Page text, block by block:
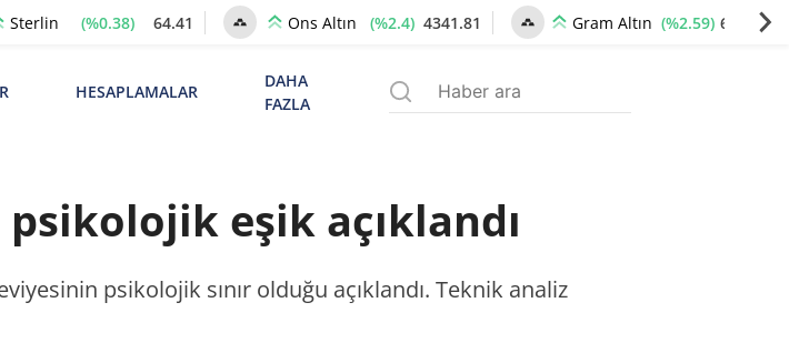
Sterlin (%0.38) 64.41 Ons Altın (%2.4) 4341.81 Gram Altın (%2.59) 6660.55
HESAPLAMALAR
DAHA
FAZLA
eşik açıklandı
psikolojik sınır olduğu açıklandı. Teknik analiz